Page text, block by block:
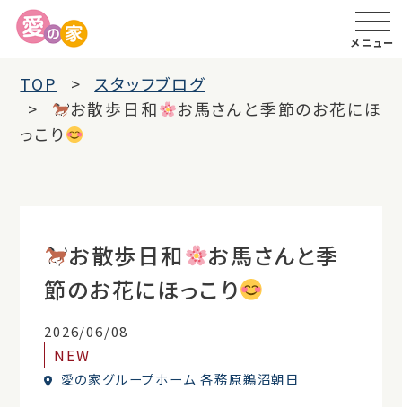
メニュー
TOP
スタッフブログ
お散歩日和
お馬さんと季節のお花にほ
っこり
お散歩日和
お馬さんと季
節のお花にほっこり
2026/06/08
NEW
愛の家グループホーム 各務原鵜沼朝日